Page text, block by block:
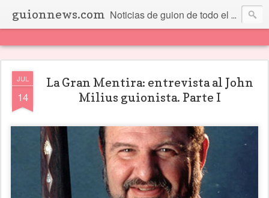
guionnews.com Noticias de guion de todo el mundo... Y más.
JUL
14
La Gran Mentira: entrevista al John
Milius guionista. Parte I